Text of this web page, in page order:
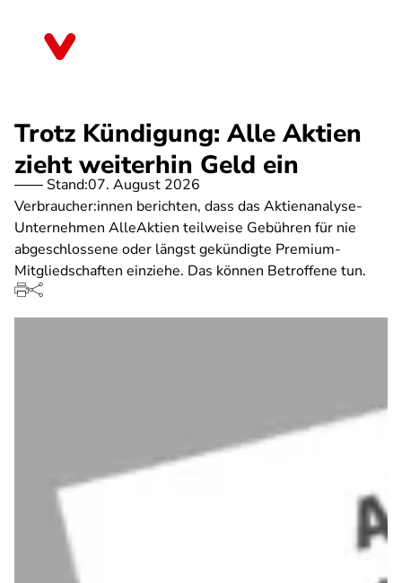
Trotz Kündigung: Alle Aktien
zieht weiterhin Geld ein
Stand:07. August 2026
Verbraucher:innen berichten, dass das Aktienanalyse-
Unternehmen AlleAktien teilweise Gebühren für nie
abgeschlossene oder längst gekündigte Premium-
Mitgliedschaften einziehe. Das können Betroffene tun.